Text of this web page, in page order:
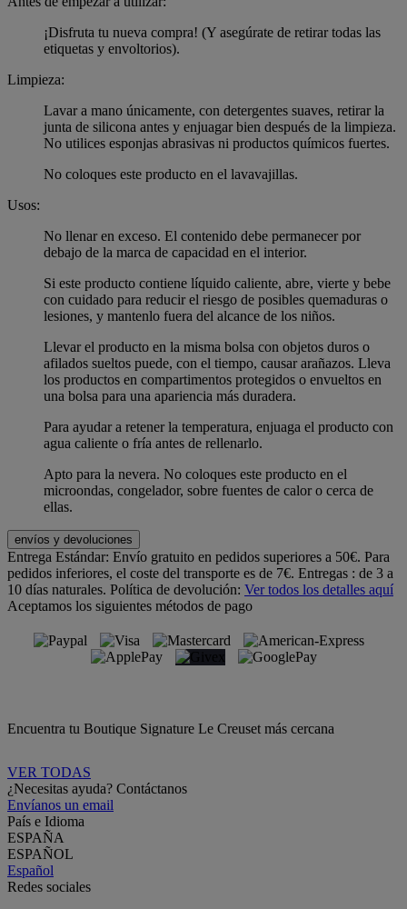
¡Disfruta tu nueva compra! (Y asegúrate de retirar todas las
etiquetas y envoltorios).
Limpieza:
Lavar a mano únicamente, con detergentes suaves, retirar la
junta de silicona antes y enjuagar bien después de la limpieza.
No utilices esponjas abrasivas ni productos químicos fuertes.
No coloques este producto en el lavavajillas.
Usos:
No llenar en exceso. El contenido debe permanecer por
debajo de la marca de capacidad en el interior.
Si este producto contiene líquido caliente, abre, vierte y bebe
con cuidado para reducir el riesgo de posibles quemaduras o
lesiones, y mantenlo fuera del alcance de los niños.
Llevar el producto en la misma bolsa con objetos duros o
afilados sueltos puede, con el tiempo, causar arañazos. Lleva
los productos en compartimentos protegidos o envueltos en
una bolsa para una apariencia más duradera.
Para ayudar a retener la temperatura, enjuaga el producto con
agua caliente o fría antes de rellenarlo.
Apto para la nevera. No coloques este producto en el
microondas, congelador, sobre fuentes de calor o cerca de
ellas.
envíos y devoluciones
Entrega Estándar: Envío gratuito en pedidos superiores a 50€. Para
pedidos inferiores, el coste del transporte es de 7€. Entregas : de 3 a
10 días naturales. Política de devolución: Ver todos los detalles aquí
Aceptamos los siguientes métodos de pago
Encuentra tu Boutique Signature Le Creuset más cercana
VER TODAS
¿Necesitas ayuda? Contáctanos
Envíanos un email
País e Idioma
ESPAÑA
ESPAÑOL
Español
Redes sociales